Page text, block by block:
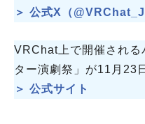
＞ 公式X（
VRChat上で開催される
ター演劇祭」が11月23
＞ 公式サイト